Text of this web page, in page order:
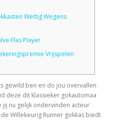
Wettig Wegens
Flas Player
Vrijspelen
gewild ben en do jou overvallen
deze dit klassieker gokautomaa
nu gelijk ondervinden acteur
Willekeurig Runner gokkas biedt